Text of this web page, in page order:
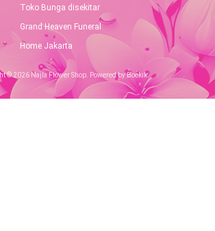
Toko Bunga disekitar
Grand Heaven Funeral
Home Jakarta
© 2026 Najla Flower Shop. Powered by Boekik.